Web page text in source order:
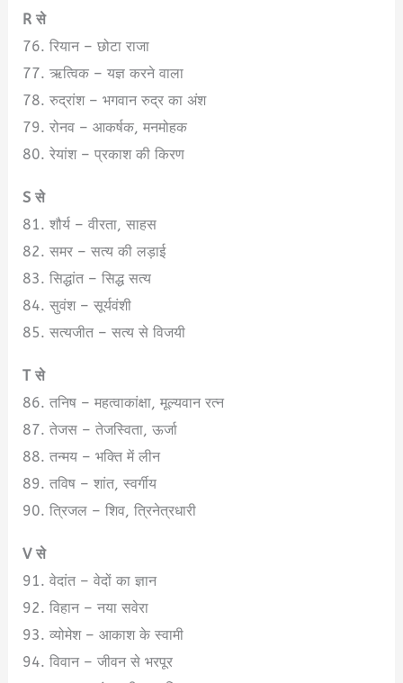
R से
76. रियान – छोटा राजा
77. ऋत्विक – यज्ञ करने वाला
78. रुद्रांश – भगवान रुद्र का अंश
79. रोनव – आकर्षक, मनमोहक
80. रेयांश – प्रकाश की किरण
S से
81. शौर्य – वीरता, साहस
82. समर – सत्य की लड़ाई
83. सिद्धांत – सिद्ध सत्य
84. सुवंश – सूर्यवंशी
85. सत्यजीत – सत्य से विजयी
T से
86. तनिष – महत्वाकांक्षा, मूल्यवान रत्न
87. तेजस – तेजस्विता, ऊर्जा
88. तन्मय – भक्ति में लीन
89. तविष – शांत, स्वर्गीय
90. त्रिजल – शिव, त्रिनेत्रधारी
V से
91. वेदांत – वेदों का ज्ञान
92. विहान – नया सवेरा
93. व्योमेश – आकाश के स्वामी
94. विवान – जीवन से भरपूर